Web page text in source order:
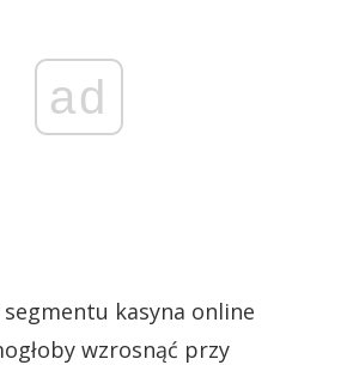
ad
kasyna online
wzrosnąć przy